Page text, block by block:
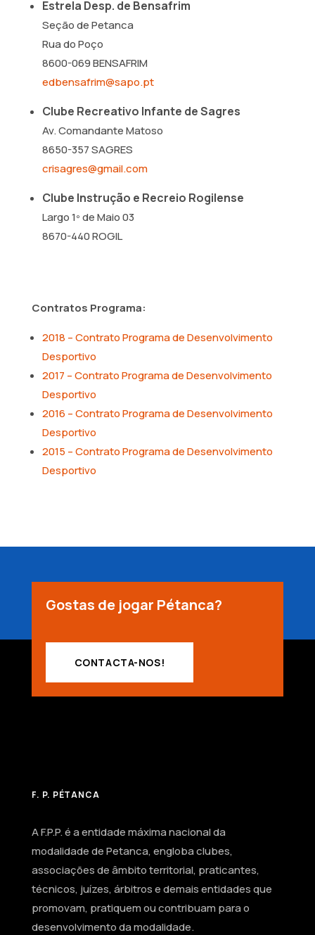
Estrela Desp. de Bensafrim
Seção de Petanca
Rua do Poço
8600-069 BENSAFRIM
edbensafrim@sapo.pt
Clube Recreativo Infante de Sagres
Av. Comandante Matoso
8650-357 SAGRES
crisagres@gmail.com
Clube Instrução e Recreio Rogilense
Largo 1º de Maio 03
8670-440 ROGIL
Contratos Programa:
2018 – Contrato Programa de Desenvolvimento
Desportivo
2017 – Contrato Programa de Desenvolvimento
Desportivo
2016 – Contrato Programa de Desenvolvimento
Desportivo
2015 – Contrato Programa de Desenvolvimento
Desportivo
Gostas de jogar Pétanca?
CONTACTA-NOS!
F. P. PÉTANCA
A F.P.P. é a entidade máxima nacional da
modalidade de Petanca, engloba clubes,
associações de âmbito territorial, praticantes,
técnicos, juízes, árbitros e demais entidades que
promovam, pratiquem ou contribuam para o
desenvolvimento da modalidade.